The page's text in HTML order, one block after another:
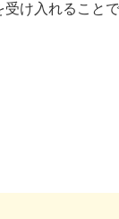
け入れること